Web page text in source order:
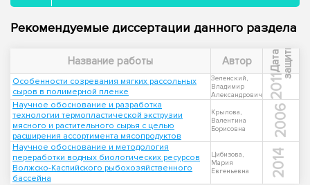
Рекомендуемые диссертации данного раздела
Название работы Автор Д
а
т
а
з
а
щ
и
т ы
Особенности созревания мягких рассольных
сыров в полимерной пленке
Зеленский,
Владимир
Александрович
2011
Научное обоснование и разработка
технологии термопластической экструзии
мясного и растительного сырья с целью
расширения ассортимента мясопродуктов
Крылова,
Валентина
Борисовна
2006
Научное обоснование и методология
переработки водных биологических ресурсов
Волжско-Каспийского рыбохозяйственного
бассейна
Цибизова,
Мария
Евгеньевна
2014